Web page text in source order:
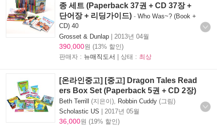
종 세트 (Paperback 37권 + CD 37장 +
단어장 + 리딩가이드) - Who Was~? (Book +
CD) 40
Grosset & Dunlap | 2013년 04월
390,000원 (13% 할인)
판매자 : 뉴매직도서 | 상태 : 최상
[온라인중고] [중고] Dragon Tales Read
ers Box Set (Paperback 5권 + CD 2장)
Beth Terrill (지은이), Robbin Cuddy (그림)
Scholastic US | 2017년 05월
36,000원 (19% 할인)